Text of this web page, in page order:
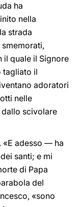
ha
nella
strada
il quale il Signore
tagliato il
adoratori
nelle
scivolare
«E adesso — ha
santi; e mi
di Papa
del
«sono